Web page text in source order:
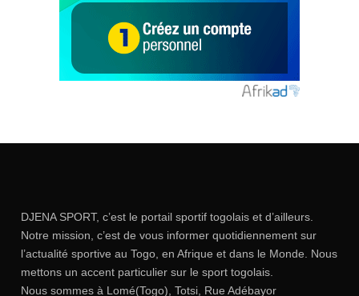
DJENA SPORT, c’est le portail sportif togolais et d’ailleurs.
Notre mission, c’est de vous informer quotidiennement sur
l’actualité sportive au Togo, en Afrique et dans le Monde. Nous
mettons un accent particulier sur le sport togolais.
Nous sommes à Lomé(Togo), Totsi, Rue Adébayor